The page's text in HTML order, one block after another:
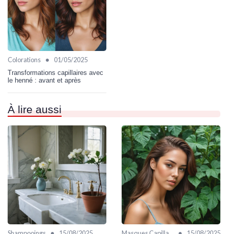
Colorations • 01/05/2025
Transformations capillaires avec
le henné : avant et après
À lire aussi